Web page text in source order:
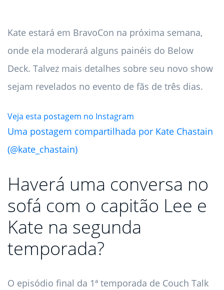
Kate estará em BravoCon na próxima semana,
onde ela moderará alguns painéis do Below
Deck. Talvez mais detalhes sobre seu novo show
sejam revelados no evento de fãs de três dias.
Veja esta postagem no Instagram
Uma postagem compartilhada por Kate Chastain
(@kate_chastain)
Haverá uma conversa no
sofá com o capitão Lee e
Kate na segunda
temporada?
O episódio final da 1ª temporada de Couch Talk